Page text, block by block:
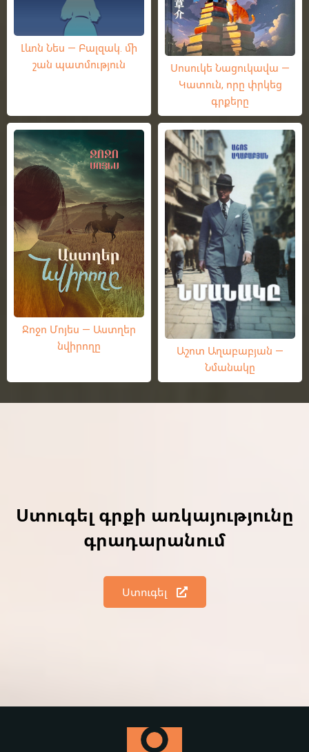
Լևոն Նես — Բալզակ. մի
շան պատմություն
Սոսուկե Նացուկավա —
Կատուն, որը փրկեց
գրքերը
Ջոջո Մոյես — Աստղեր
նվիրողը
Աշոտ Աղաբաբյան —
Նմանակը
Ստուգել գրքի առկայությունը
գրադարանում
Ստուգել